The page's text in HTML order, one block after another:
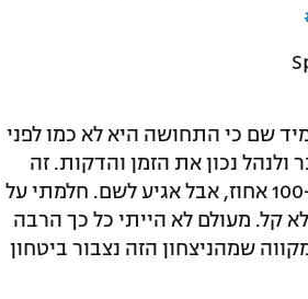
שם כי התחושה היא לא כמו לפני
נכון את הזמן והדקות. זה
יחזור. אני מרגיש חזק מאוד עכשיו, בריא מאוד. אני עוד לא ב-100 אחוז, אבל אגיע לשם. חלמתי על
קל. מעולם לא הייתי כל כך הרבה
שמהניצחון הזה נצבור ביטחון